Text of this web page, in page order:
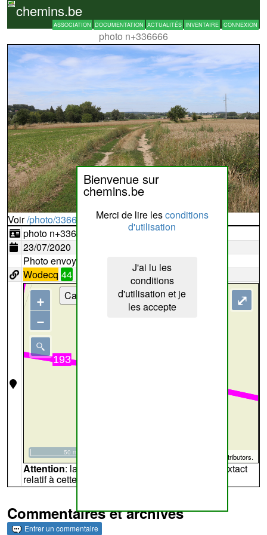
chemins.be
ASSOCIATION DOCUMENTATION ACTUALITÉS INVENTAIRE CONNEXION
photo n+336666
Bienvenue sur
chemins.be
Merci de lire lesconditions
d'utilisation
J'ai lu les
conditions
d'utilisation et je
les accepte
Voir/photo/336666?typ=d
photo n+336666
23/07/2020
Photo envoyée par
jeanronse
Wodecq 44
contributors.
50 m
+
−
⤢
Cartes
Attention: la carte peut ne pas refléter l'endroit extact
relatif à cette archive
Commentaires et archives
Entrer un commentaire